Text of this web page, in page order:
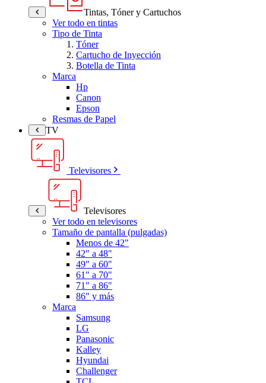
Tintas, Tóner y Cartuchos
Ver todo en tintas
Tipo de Tinta
Tóner
Cartucho de Inyección
Botella de Tinta
Marca
Hp
Canon
Epson
Resmas de Papel
TV
Televisores
Televisores
Ver todo en televisores
Tamaño de pantalla (pulgadas)
Menos de 42"
42" a 48"
49" a 60"
61" a 70"
71" a 86"
86" y más
Marca
Samsung
LG
Panasonic
Kalley
Hyundai
Challenger